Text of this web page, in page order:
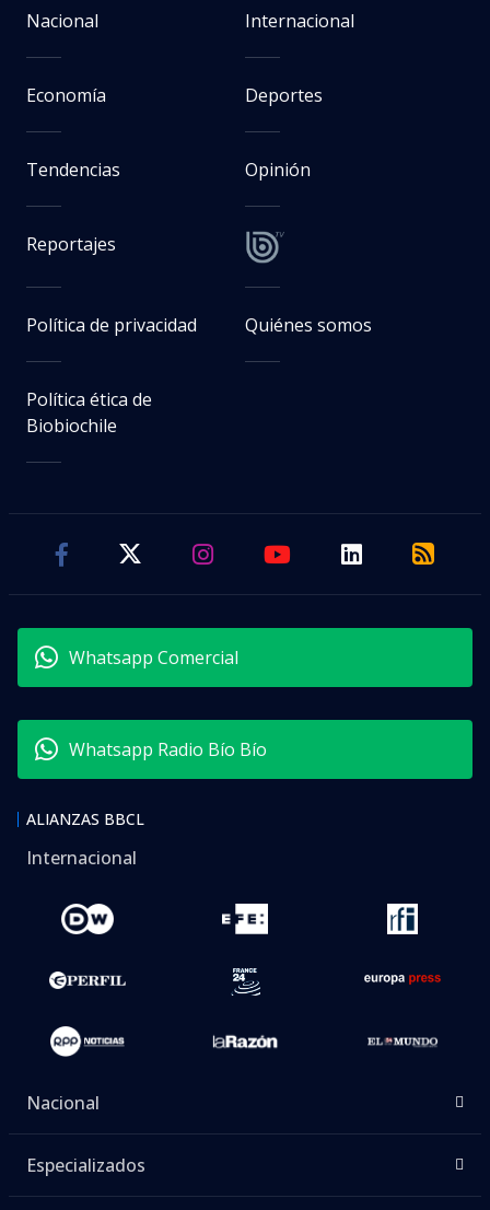
Nacional Internacional
Economía Deportes
Tendencias Opinión
Reportajes
Política de privacidad Quiénes somos
Política ética de
Biobiochile
Whatsapp Comercial
Whatsapp Radio Bío Bío
ALIANZAS BBCL
Internacional
Nacional
Especializados